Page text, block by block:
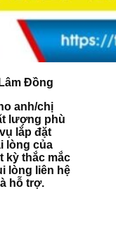
Đồng
anh/chị
lượng phù
lắp đặt
lòng của
kỳ thắc mắc
lòng liên hệ
hỗ trợ.